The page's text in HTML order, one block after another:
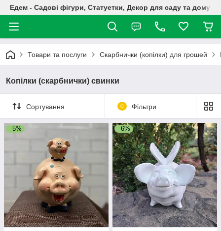
Едем - Садові фігури, Статуетки, Декор для саду та дому
Товари та послуги Скарбнички (копілки) для грошей
Копілки (скарбнички) свинки
Сортування 0 Фільтри
–5% –6%